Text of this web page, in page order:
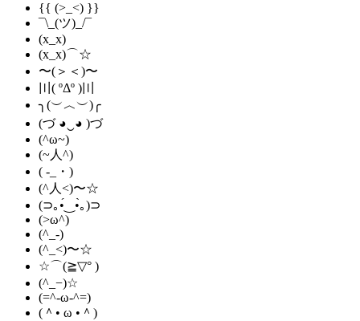
{{ (>_<) }}
¯\_(ツ)_/¯
(x_x)
(x_x)⌒☆
〜(＞＜)〜
〣( ºΔº )〣
╮(︶︿︶)╭
(づ ◕‿◕ )づ
(^ω~)
(~人^)
( -_・)
(^人<)〜☆
(⊃｡•́‿•̀｡)⊃
(>ω^)
(^_-)
(^_<)〜☆
☆⌒(≧▽​° )
(^_−)☆
(=^-ω-^=)
(＾• ω •＾)